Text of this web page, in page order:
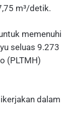
m³/detik.
memenuhi
seluas 9.273
(PLTMH)
dalam